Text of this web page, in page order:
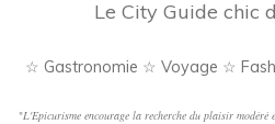
Le City Guide chic
☆ Gastronomie ☆ Voyage ☆
"L'Epicurisme encourage la recherche du plaisir